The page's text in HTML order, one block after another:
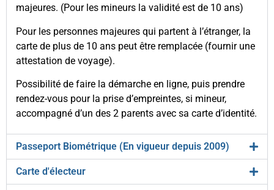
majeures. (Pour les mineurs la validité est de 10 ans)
Pour les personnes majeures qui partent à l’étranger, la
carte de plus de 10 ans peut être remplacée (fournir une
attestation de voyage).
Possibilité de faire la démarche en ligne, puis prendre
rendez-vous pour la prise d’empreintes, si mineur,
accompagné d’un des 2 parents avec sa carte d’identité.
Passeport Biométrique (En vigueur depuis 2009)
Carte d'électeur